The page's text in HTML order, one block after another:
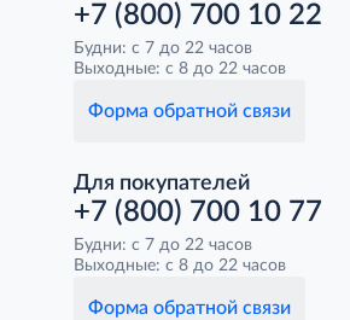
+7 (800) 700 10 22
Будни: с 7 до 22 часов
Выходные: с 8 до 22 часов
Форма обратной связи
Для покупателей
+7 (800) 700 10 77
Будни: с 7 до 22 часов
Выходные: с 8 до 22 часов
Форма обратной связи